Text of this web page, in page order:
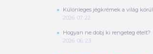
Különleges jégkrémek a világ körül
2026. 07. 22.
Hogyan ne dobj ki rengeteg ételt?
2026. 06. 23.